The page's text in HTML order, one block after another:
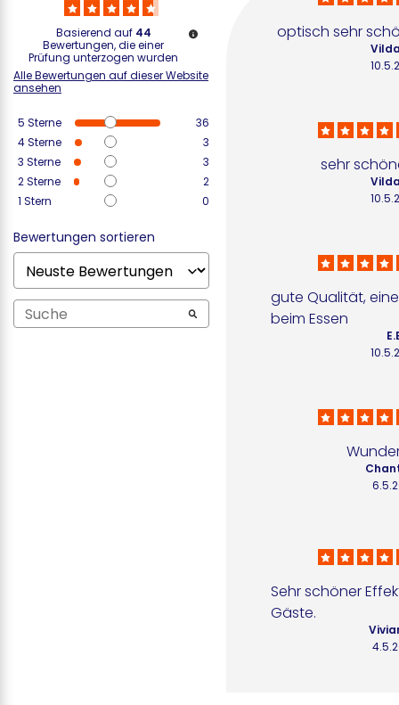
Basierend auf 44
Bewertungen, die einer
Prüfung unterzogen wurden
Alle Bewertungen auf dieser Website
ansehen
5 Sterne
36
4Sterne
3
3 Sterne
3
2Sterne
2
1 Stern 0
Bewertungen sortieren
optisch sehr
sehr
gute Qualität,
beim Essen
Sehr schöner
Gäste.